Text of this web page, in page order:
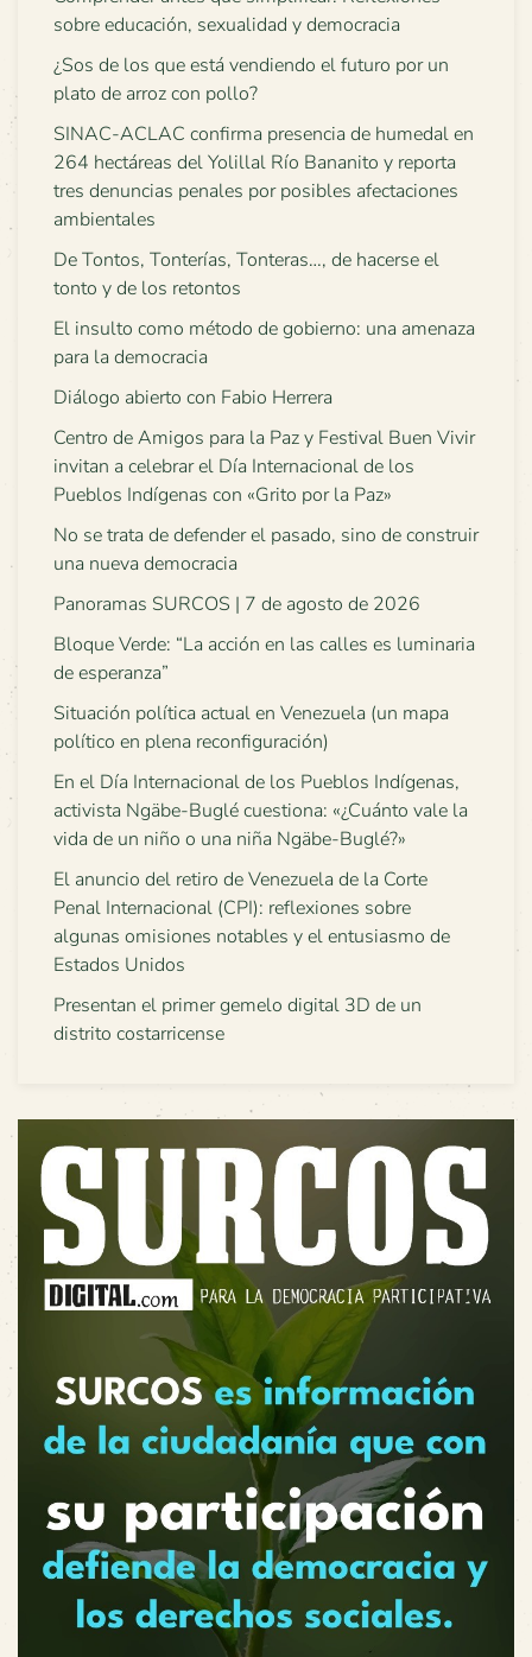
sobre educación, sexualidad y democracia
¿Sos de los que está vendiendo el futuro por un
plato de arroz con pollo?
SINAC-ACLAC confirma presencia de humedal en
264 hectáreas del Yolillal Río Bananito y reporta
tres denuncias penales por posibles afectaciones
ambientales
De Tontos, Tonterías, Tonteras…, de hacerse el
tonto y de los retontos
El insulto como método de gobierno: una amenaza
para la democracia
Diálogo abierto con Fabio Herrera
Centro de Amigos para la Paz y Festival Buen Vivir
invitan a celebrar el Día Internacional de los
Pueblos Indígenas con «Grito por la Paz»
No se trata de defender el pasado, sino de construir
una nueva democracia
Panoramas SURCOS | 7 de agosto de 2026
Bloque Verde: “La acción en las calles es luminaria
de esperanza”
Situación política actual en Venezuela (un mapa
político en plena reconfiguración)
En el Día Internacional de los Pueblos Indígenas,
activista Ngäbe-Buglé cuestiona: «¿Cuánto vale la
vida de un niño o una niña Ngäbe-Buglé?»
El anuncio del retiro de Venezuela de la Corte
Penal Internacional (CPI): reflexiones sobre
algunas omisiones notables y el entusiasmo de
Estados Unidos
Presentan el primer gemelo digital 3D de un
distrito costarricense